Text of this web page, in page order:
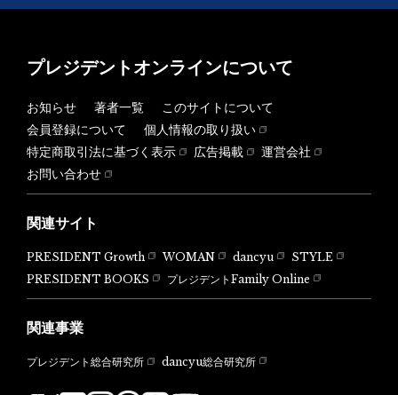
プレジデントオンラインについて
お知らせ 著者一覧
このサイトについて
会員登録について
個人情報の取り扱い
特定商取引法に基づく表示
広告掲載
運営会社
お問い合わせ
関連サイト
PRESIDENT Growth WOMAN dancyu
STYLE
PRESIDENT BOOKS
プレジデントFamily Online
関連事業
プレジデント総合研究所 dancyu総合研究所